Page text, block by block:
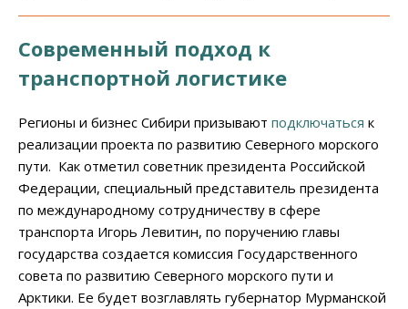
Современный подход к
транспортной логистике
Регионы и бизнес Сибири призывают подключаться к
реализации проекта по развитию Северного морского
пути. Как отметил советник президента Российской
Федерации, специальный представитель президента
по международному сотрудничеству в сфере
транспорта Игорь Левитин, по поручению главы
государства создается комиссия Государственного
совета по развитию Северного морского пути и
Арктики. Ее будет возглавлять губернатор Мурманской